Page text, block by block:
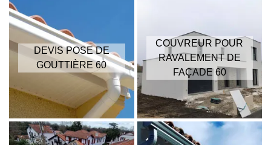
DEVIS POSE DE
GOUTTIÈRE 60
COUVREUR POUR
RAVALEMENT DE
FAÇADE 60